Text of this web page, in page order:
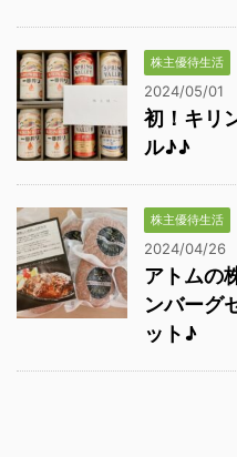
株主優待生活
2024/05/01
初！キリ
ル♪♪
株主優待生活
2024/04/26
アトムの
ンバーグ
ット♪